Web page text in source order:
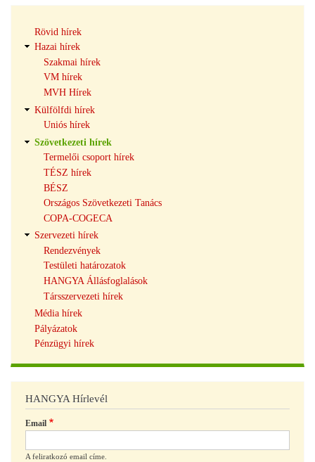
navigáció
Rövid hírek
Hazai hírek
Szakmai hírek
VM hírek
MVH Hírek
Külfölfdi hírek
Uniós hírek
Szövetkezeti hírek
Termelői csoport hírek
TÉSZ hírek
BÉSZ
Országos Szövetkezeti Tanács
COPA-COGECA
Szervezeti hírek
Rendezvények
Testületi határozatok
HANGYA Állásfoglalások
Társszervezeti hírek
Média hírek
Pályázatok
Pénzügyi hírek
HANGYA Hírlevél
Email
A feliratkozó email címe.